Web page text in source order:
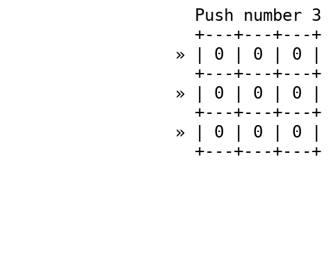
Push number 3
+---+---+---+
» | 0 | 0 | 0 |
+---+---+---+
» | 0 | 0 | 0 |
+---+---+---+
» | 0 | 0 | 0 |
+---+---+---+